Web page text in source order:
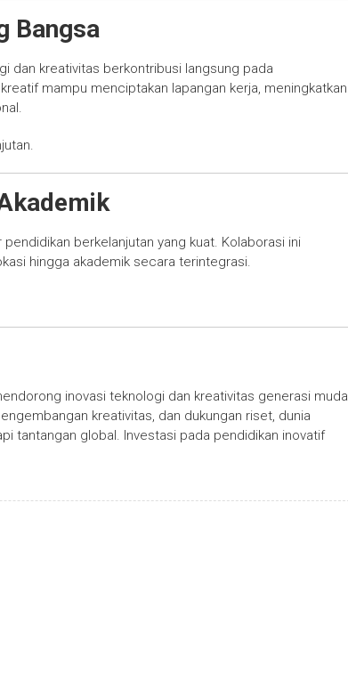
Bangsa
dan kreativitas berkontribusi langsung pada
mampu menciptakan lapangan kerja, meningkatkan
berkelanjutan yang kuat. Kolaborasi ini
hingga akademik secara terintegrasi.
inovasi teknologi dan kreativitas generasi muda
kreativitas, dan dukungan riset, dunia
tantangan global. Investasi pada pendidikan inovatif